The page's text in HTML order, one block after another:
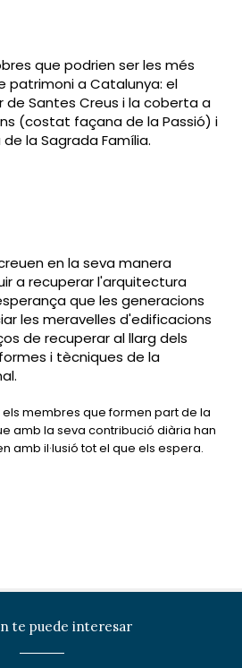
que podrien ser les més
patrimoni a Catalunya: el
de Santes Creus i la coberta a
(costat façana de la Passió) i
la Sagrada Família.
creuen en la seva manera
a recuperar l'arquitectura
que les generacions
les meravelles d'edificacions
de recuperar al llarg dels
i tècniques de la
els membres que formen part de la
amb la seva contribució diària han
amb il·lusió tot el que els espera.
te puede interesar